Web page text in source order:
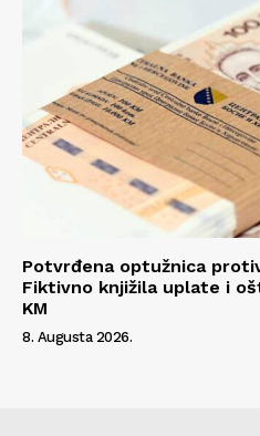
Potvrđena optužnica
Fiktivno knjižila uplate i
KM
8. Augusta 2026.